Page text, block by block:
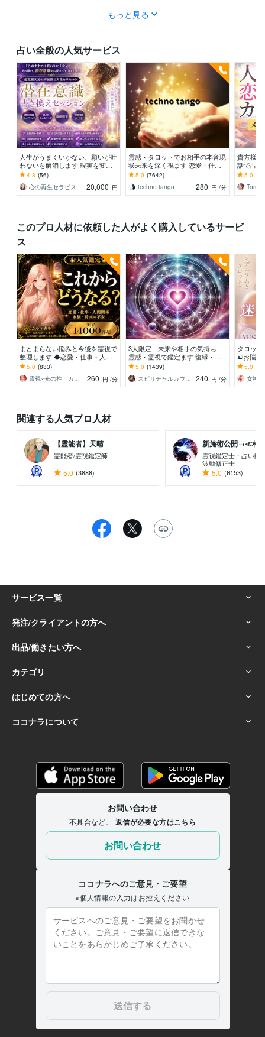
もっと見る
占い全般の人気サービス
人生がうまくいかない、願いが叶
わないを解消します 現実を変え
るために努力したのに、自力では
もう無理と感じている
4.8 (56)
心の再生セラピスト YASUKO 20,000 円
霊感・タロットでお相手の本音現
状未来を深く視ます 恋愛・仕
事・家族・人間関係の本質を見抜
きスピード解決へ
5.0 (7642)
techno tango
280 円 /分
貴方様
話で占
オラク
ドを使
5.0
このプロ人材に依頼した人がよく購入しているサービ
ス
まとまらない悩みと今後を霊視で
整理します ◆恋愛・仕事・人間
関係が重なった悩みも一緒に紐解
きます
5.0 (833)
霊視×光の柱 カルマ先生
260 円 /分
3人限定 未来や相手の気持ち
霊感・霊視で鑑定ます 復縁・片
想い・出逢い・結婚・夫婦関係
色々丁寧に視ます
5.0 (1439)
スピリチャルカウンセラー アイリス綾
240 円 /分
タロッ
☯️お悩み
事・転
O〜‼️悩
5.0
関連する人気プロ人材
【霊能者】天晴
霊能者/霊視鑑定師
5.0 (3888)
新施術公開→≪相
霊視鑑定士・占い師
波動修正士
5.0 (6153)